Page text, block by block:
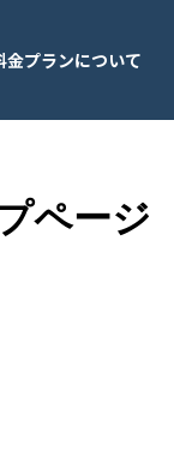
プランについて
ページ